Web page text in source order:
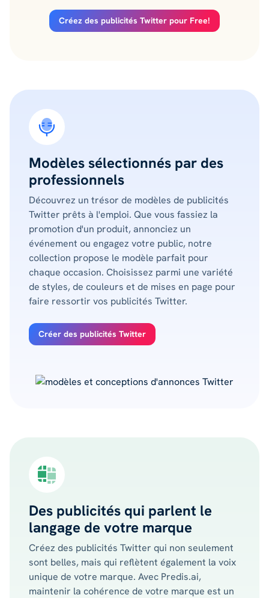
Créez des publicités Twitter pour Free!
Modèles sélectionnés par des
professionnels
Découvrez un trésor de modèles de publicités
Twitter prêts à l'emploi. Que vous fassiez la
promotion d'un produit, annonciez un
événement ou engagez votre public, notre
collection propose le modèle parfait pour
chaque occasion. Choisissez parmi une variété
de styles, de couleurs et de mises en page pour
faire ressortir vos publicités Twitter.
Créer des publicités Twitter
Des publicités qui parlent le
langage de votre marque
Créez des publicités Twitter qui non seulement
sont belles, mais qui reflètent également la voix
unique de votre marque. Avec Predis.ai,
maintenir la cohérence de votre marque est un